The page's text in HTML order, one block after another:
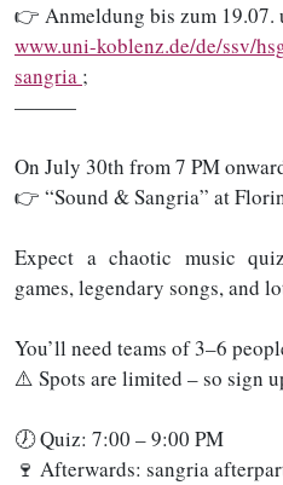
👉 Anmeldung bis zum 19.07.
www.uni-koblenz.de/de/ssv/
sangria ;
———
On July 30th from 7 PM
👉 “Sound & Sangria” at
Expect a chaotic music
games, legendary songs, and
You’ll need teams of 3–6
⚠️ Spots are limited – so sign
🕖 Quiz: 7:00 – 9:00 PM
🍷 Afterwards: sangria